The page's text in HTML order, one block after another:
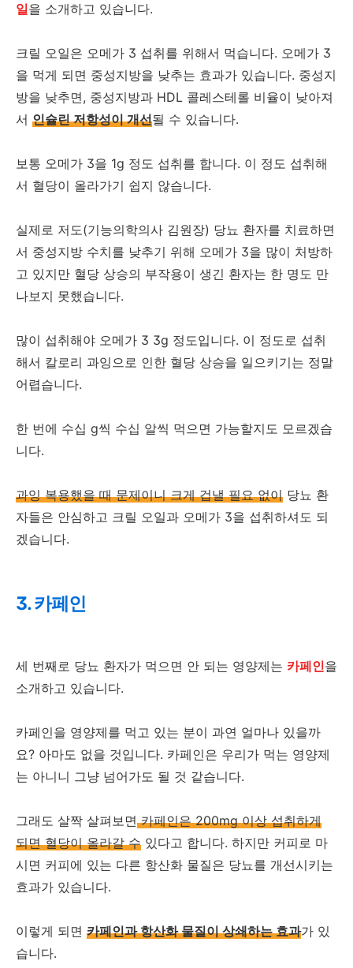
일을 소개하고 있습니다.
크릴 오일은 오메가 3 섭취를 위해서 먹습니다. 오메가 3
을 먹게 되면 중성지방을 낮추는 효과가 있습니다. 중성지
방을 낮추면, 중성지방과 HDL 콜레스테롤 비율이 낮아져
서 인슐린 저항성이 개선될 수 있습니다.
보통 오메가 3을 1g 정도 섭취를 합니다. 이 정도 섭취해
서 혈당이 올라가기 쉽지 않습니다.
실제로 저도(기능의학의사 김원장) 당뇨 환자를 치료하면
서 중성지방 수치를 낮추기 위해 오메가 3을 많이 처방하
고 있지만 혈당 상승의 부작용이 생긴 환자는 한 명도 만
나보지 못했습니다.
많이 섭취해야 오메가 3 3g 정도입니다. 이 정도로 섭취
해서 칼로리 과잉으로 인한 혈당 상승을 일으키기는 정말
어렵습니다.
한 번에 수십 g씩 수십 알씩 먹으면 가능할지도 모르겠습
니다.
과잉 복용했을 때 문제이니 크게 겁낼 필요 없이 당뇨 환
자들은 안심하고 크릴 오일과 오메가 3을 섭취하셔도 되
겠습니다.
3. 카페인
세 번째로 당뇨 환자가 먹으면 안 되는 영양제는 카페인을
소개하고 있습니다.
카페인을 영양제를 먹고 있는 분이 과연 얼마나 있을까
요? 아마도 없을 것입니다. 카페인은 우리가 먹는 영양제
는 아니니 그냥 넘어가도 될 것 같습니다.
그래도 살짝 살펴보면카페인은 200mg 이상 섭취하게
되면 혈당이 올라갈 수 있다고 합니다. 하지만 커피로 마
시면 커피에 있는 다른 항산화 물질은 당뇨를 개선시키는
효과가 있습니다.
이렇게 되면 카페인과 항산화 물질이 상쇄하는 효과가 있
습니다.